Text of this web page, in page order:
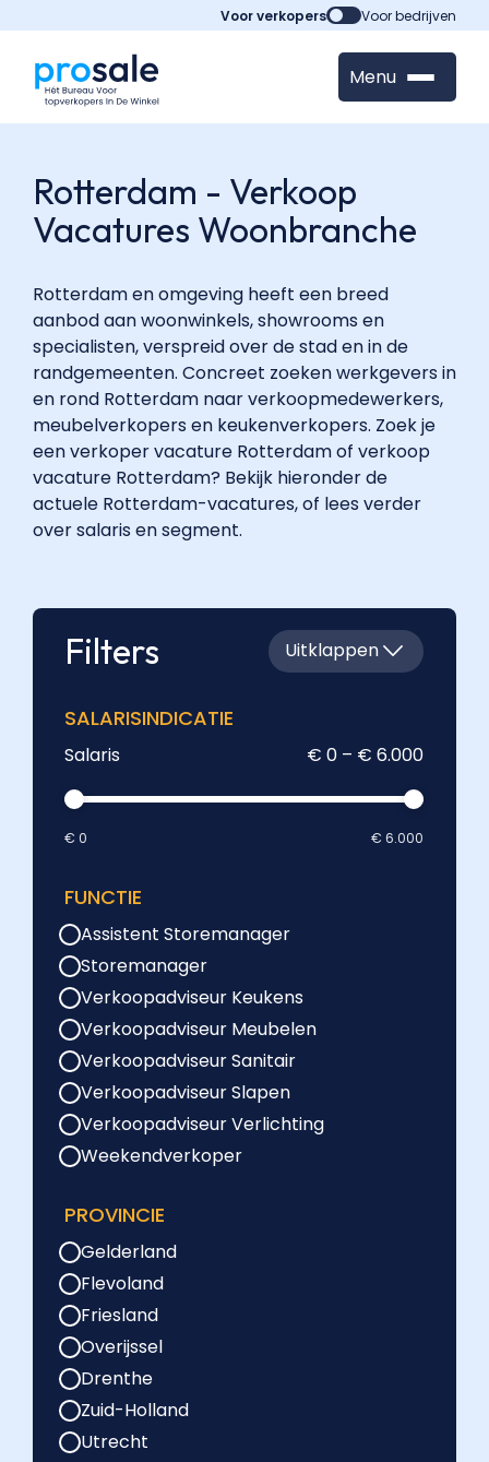
Voor verkopers Voor bedrijven
Menu
Rotterdam - Verkoop
Vacatures Woonbranche
Rotterdam en omgeving heeft een breed
aanbod aan woonwinkels, showrooms en
specialisten, verspreid over de stad en in de
randgemeenten. Concreet zoeken werkgevers in
en rond Rotterdam naar verkoopmedewerkers,
meubelverkopers en keukenverkopers. Zoek je
een verkoper vacature Rotterdam of verkoop
vacature Rotterdam? Bekijk hieronder de
actuele Rotterdam-vacatures, of lees verder
over salaris en segment.
Filters Uitklappen
SALARISINDICATIE
Salaris € 0 – € 6.000
€ 0 € 6.000
FUNCTIE
Assistent Storemanager
Storemanager
Verkoopadviseur Keukens
Verkoopadviseur Meubelen
Verkoopadviseur Sanitair
Verkoopadviseur Slapen
Verkoopadviseur Verlichting
Weekendverkoper
PROVINCIE
Gelderland
Flevoland
Friesland
Overijssel
Drenthe
Zuid-Holland
Utrecht